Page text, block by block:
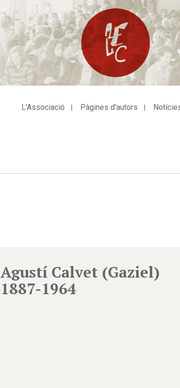
L'Associació Pàgines d'autors
Agustí Calvet (Gaziel)
1887-1964